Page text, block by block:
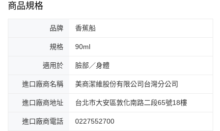
商品規格
品牌 香蕉船
規格 90ml
適用於 臉部／身體
進口廠商名稱 美商潔維股份有限公司台灣分公司
進口廠商地址 台北市大安區敦化南路二段65號18樓
進口廠商電話 0227552700